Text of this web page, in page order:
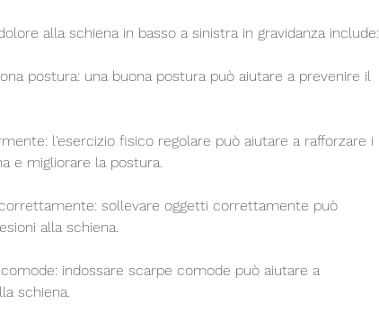
alla schiena in basso a sinistra in gravidanza include:
postura: una buona postura può aiutare a prevenire il
l'esercizio fisico regolare può aiutare a rafforzare i
e migliorare la postura.
sollevare oggetti correttamente può
alla schiena.
indossare scarpe comode può aiutare a
schiena.